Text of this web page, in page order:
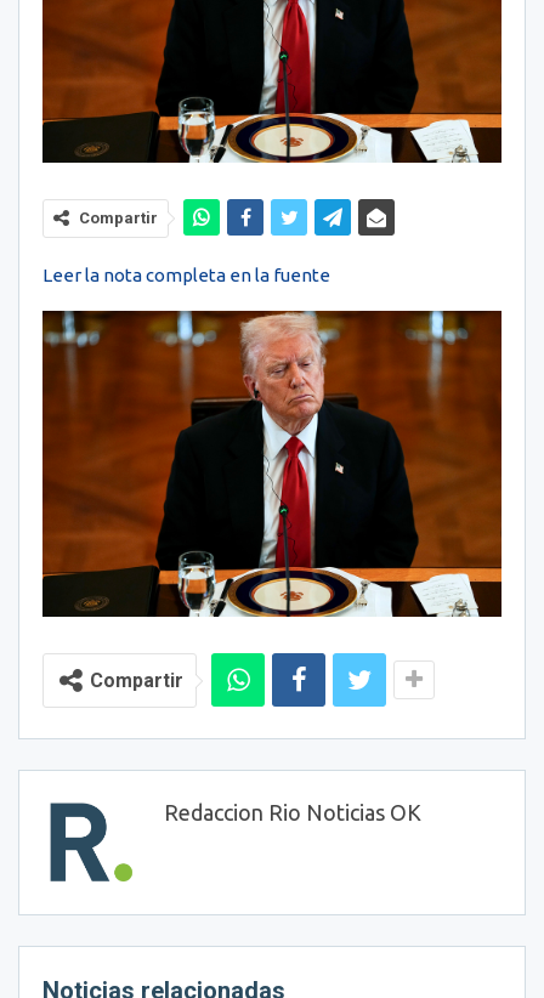
Compartir
Leer la nota completa en la fuente
Compartir
Redaccion Rio Noticias OK
Noticias relacionadas